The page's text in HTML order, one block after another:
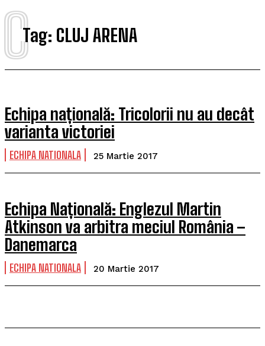
Tag: CLUJ ARENA
C
Echipa națională: Tricolorii nu au decât
varianta victoriei
ECHIPA NATIONALA 25 Martie 2017
Echipa Națională: Englezul Martin
Atkinson va arbitra meciul România –
Danemarca
ECHIPA NATIONALA 20 Martie 2017